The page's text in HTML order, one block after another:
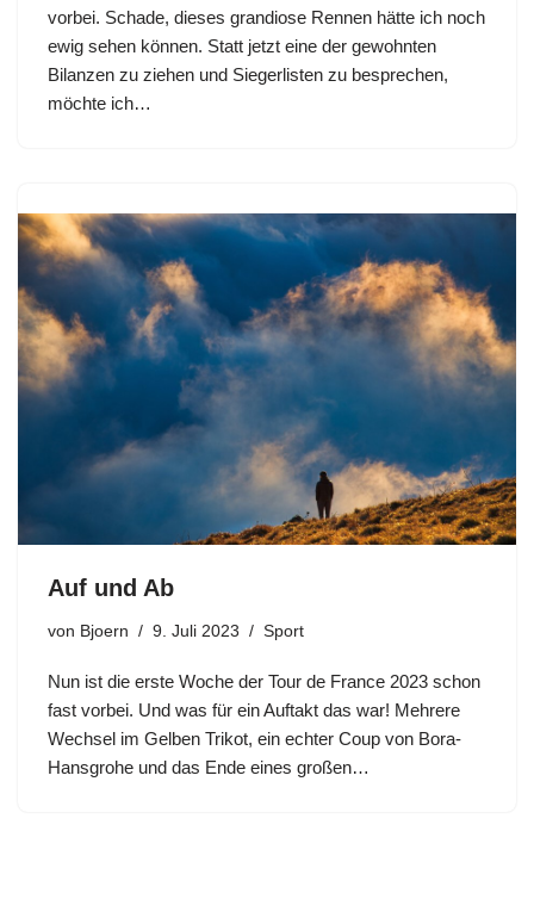
vorbei. Schade, dieses grandiose Rennen hätte ich noch
ewig sehen können. Statt jetzt eine der gewohnten
Bilanzen zu ziehen und Siegerlisten zu besprechen,
möchte ich…
Auf und Ab
von Bjoern 9. Juli 2023 Sport
Nun ist die erste Woche der Tour de France 2023 schon
fast vorbei. Und was für ein Auftakt das war! Mehrere
Wechsel im Gelben Trikot, ein echter Coup von Bora-
Hansgrohe und das Ende eines großen…